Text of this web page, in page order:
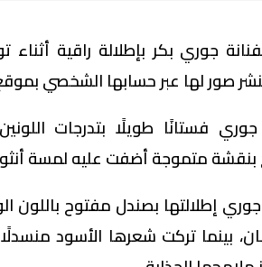
جوري بكر بإطلالة راقية
صور لها عبر حسابها الشخصي
فستانًا طويلًا بتدرجات
بنقشة متموجة أضفت عليه لمسة
إطلالتها بصندل مفتوح باللون
بينما تركت شعرها الأسود